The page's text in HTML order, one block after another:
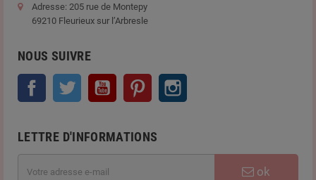
Adresse: 205 rue de Montepy
69210 Fleurieux sur l’Arbresle
NOUS SUIVRE
Facebook Twitter YouTube Pinterest
LETTRE D'INFORMATIONS
ok